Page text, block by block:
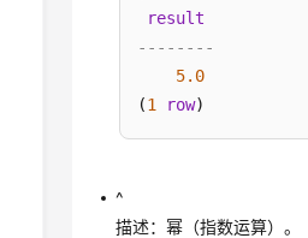
result
--------
5.0
(1 row
^
描述：幂（指数运算）。